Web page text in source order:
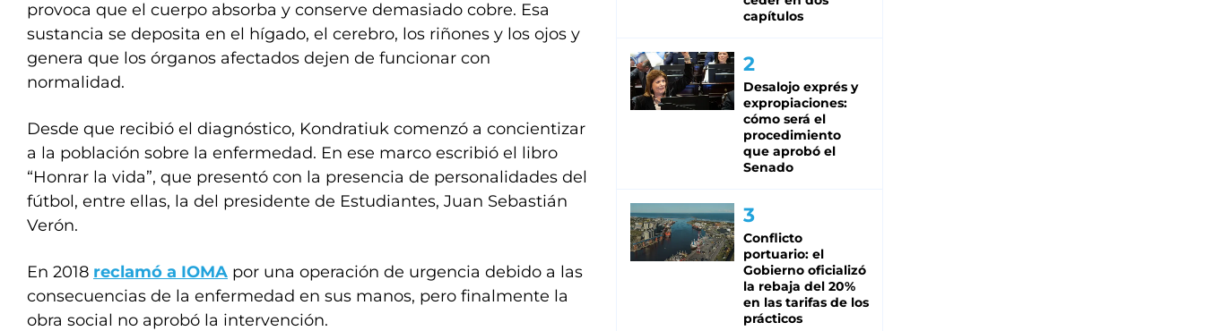
provoca que el cuerpo absorba y conserve demasiado cobre. Esa
sustancia se deposita en el hígado, el cerebro, los riñones y los ojos y
genera que los órganos afectados dejen de funcionar con
normalidad.
Desde que recibió el diagnóstico, Kondratiuk comenzó a concientizar
a la población sobre la enfermedad. En ese marco escribió el libro
“Honrar la vida”, que presentó con la presencia de personalidades del
fútbol, entre ellas, la del presidente de Estudiantes, Juan Sebastián
Verón.
En 2018 reclamó a IOMA por una operación de urgencia debido a las
consecuencias de la enfermedad en sus manos, pero finalmente la
obra social no aprobó la intervención.
capítulos
Desalojo exprés y
expropiaciones:
cómo será el
procedimiento
que aprobó el
Senado
Conflicto
portuario: el
Gobierno oficializó
la rebaja del 20%
en las tarifas de los
prácticos